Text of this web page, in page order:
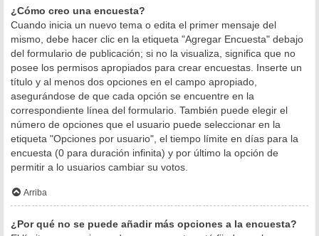
¿Cómo creo una encuesta?
Cuando inicia un nuevo tema o edita el primer mensaje del
mismo, debe hacer clic en la etiqueta "Agregar Encuesta" debajo
del formulario de publicación; si no la visualiza, significa que no
posee los permisos apropiados para crear encuestas. Inserte un
título y al menos dos opciones en el campo apropiado,
asegurándose de que cada opción se encuentre en la
correspondiente línea del formulario. También puede elegir el
número de opciones que el usuario puede seleccionar en la
etiqueta "Opciones por usuario", el tiempo límite en días para la
encuesta (0 para duración infinita) y por último la opción de
permitir a lo usuarios cambiar su votos.
Arriba
¿Por qué no se puede añadir más opciones a la encuesta?